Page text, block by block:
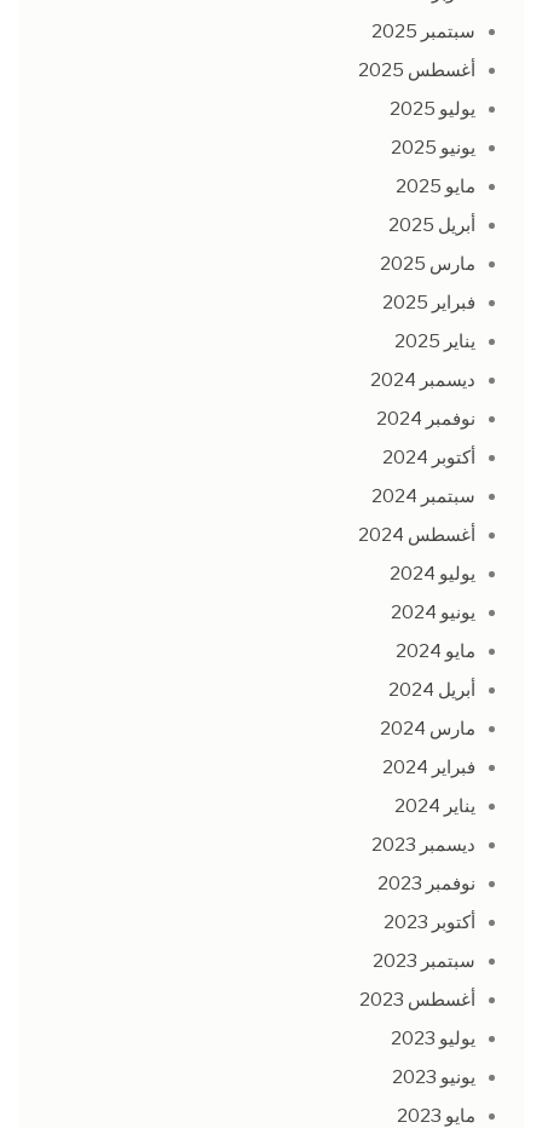
سبتمبر 2025
أغسطس 2025
يوليو 2025
يونيو 2025
مايو 2025
أبريل 2025
مارس 2025
فبراير 2025
يناير 2025
ديسمبر 2024
نوفمبر 2024
أكتوبر 2024
سبتمبر 2024
أغسطس 2024
يوليو 2024
يونيو 2024
مايو 2024
أبريل 2024
مارس 2024
فبراير 2024
يناير 2024
ديسمبر 2023
نوفمبر 2023
أكتوبر 2023
سبتمبر 2023
أغسطس 2023
يوليو 2023
يونيو 2023
مايو 2023